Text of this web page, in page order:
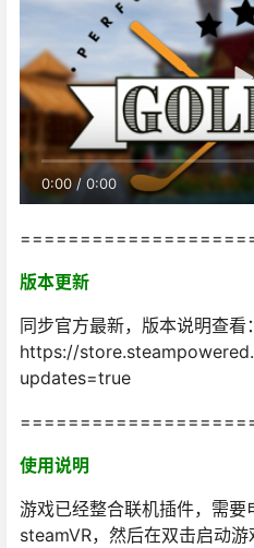
0:00/ 0:00
版本更新
同步官方最新，版本说明查看：
https://
updates=true
使用说明
游戏已经整合联机插件，需
steamVR，然后在双击启动游